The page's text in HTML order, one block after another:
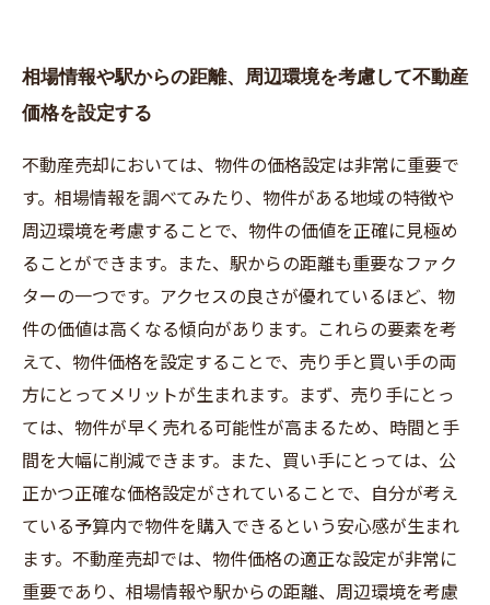
相場情報や駅からの距離、周辺環境を考慮して不動産
価格を設定する
不動産売却においては、物件の価格設定は非常に重要で
す。相場情報を調べてみたり、物件がある地域の特徴や
周辺環境を考慮することで、物件の価値を正確に見極め
ることができます。また、駅からの距離も重要なファク
ターの一つです。アクセスの良さが優れているほど、物
件の価値は高くなる傾向があります。これらの要素を考
えて、物件価格を設定することで、売り手と買い手の両
方にとってメリットが生まれます。まず、売り手にとっ
ては、物件が早く売れる可能性が高まるため、時間と手
間を大幅に削減できます。また、買い手にとっては、公
正かつ正確な価格設定がされていることで、自分が考え
ている予算内で物件を購入できるという安心感が生まれ
ます。不動産売却では、物件価格の適正な設定が非常に
重要であり、相場情報や駅からの距離、周辺環境を考慮